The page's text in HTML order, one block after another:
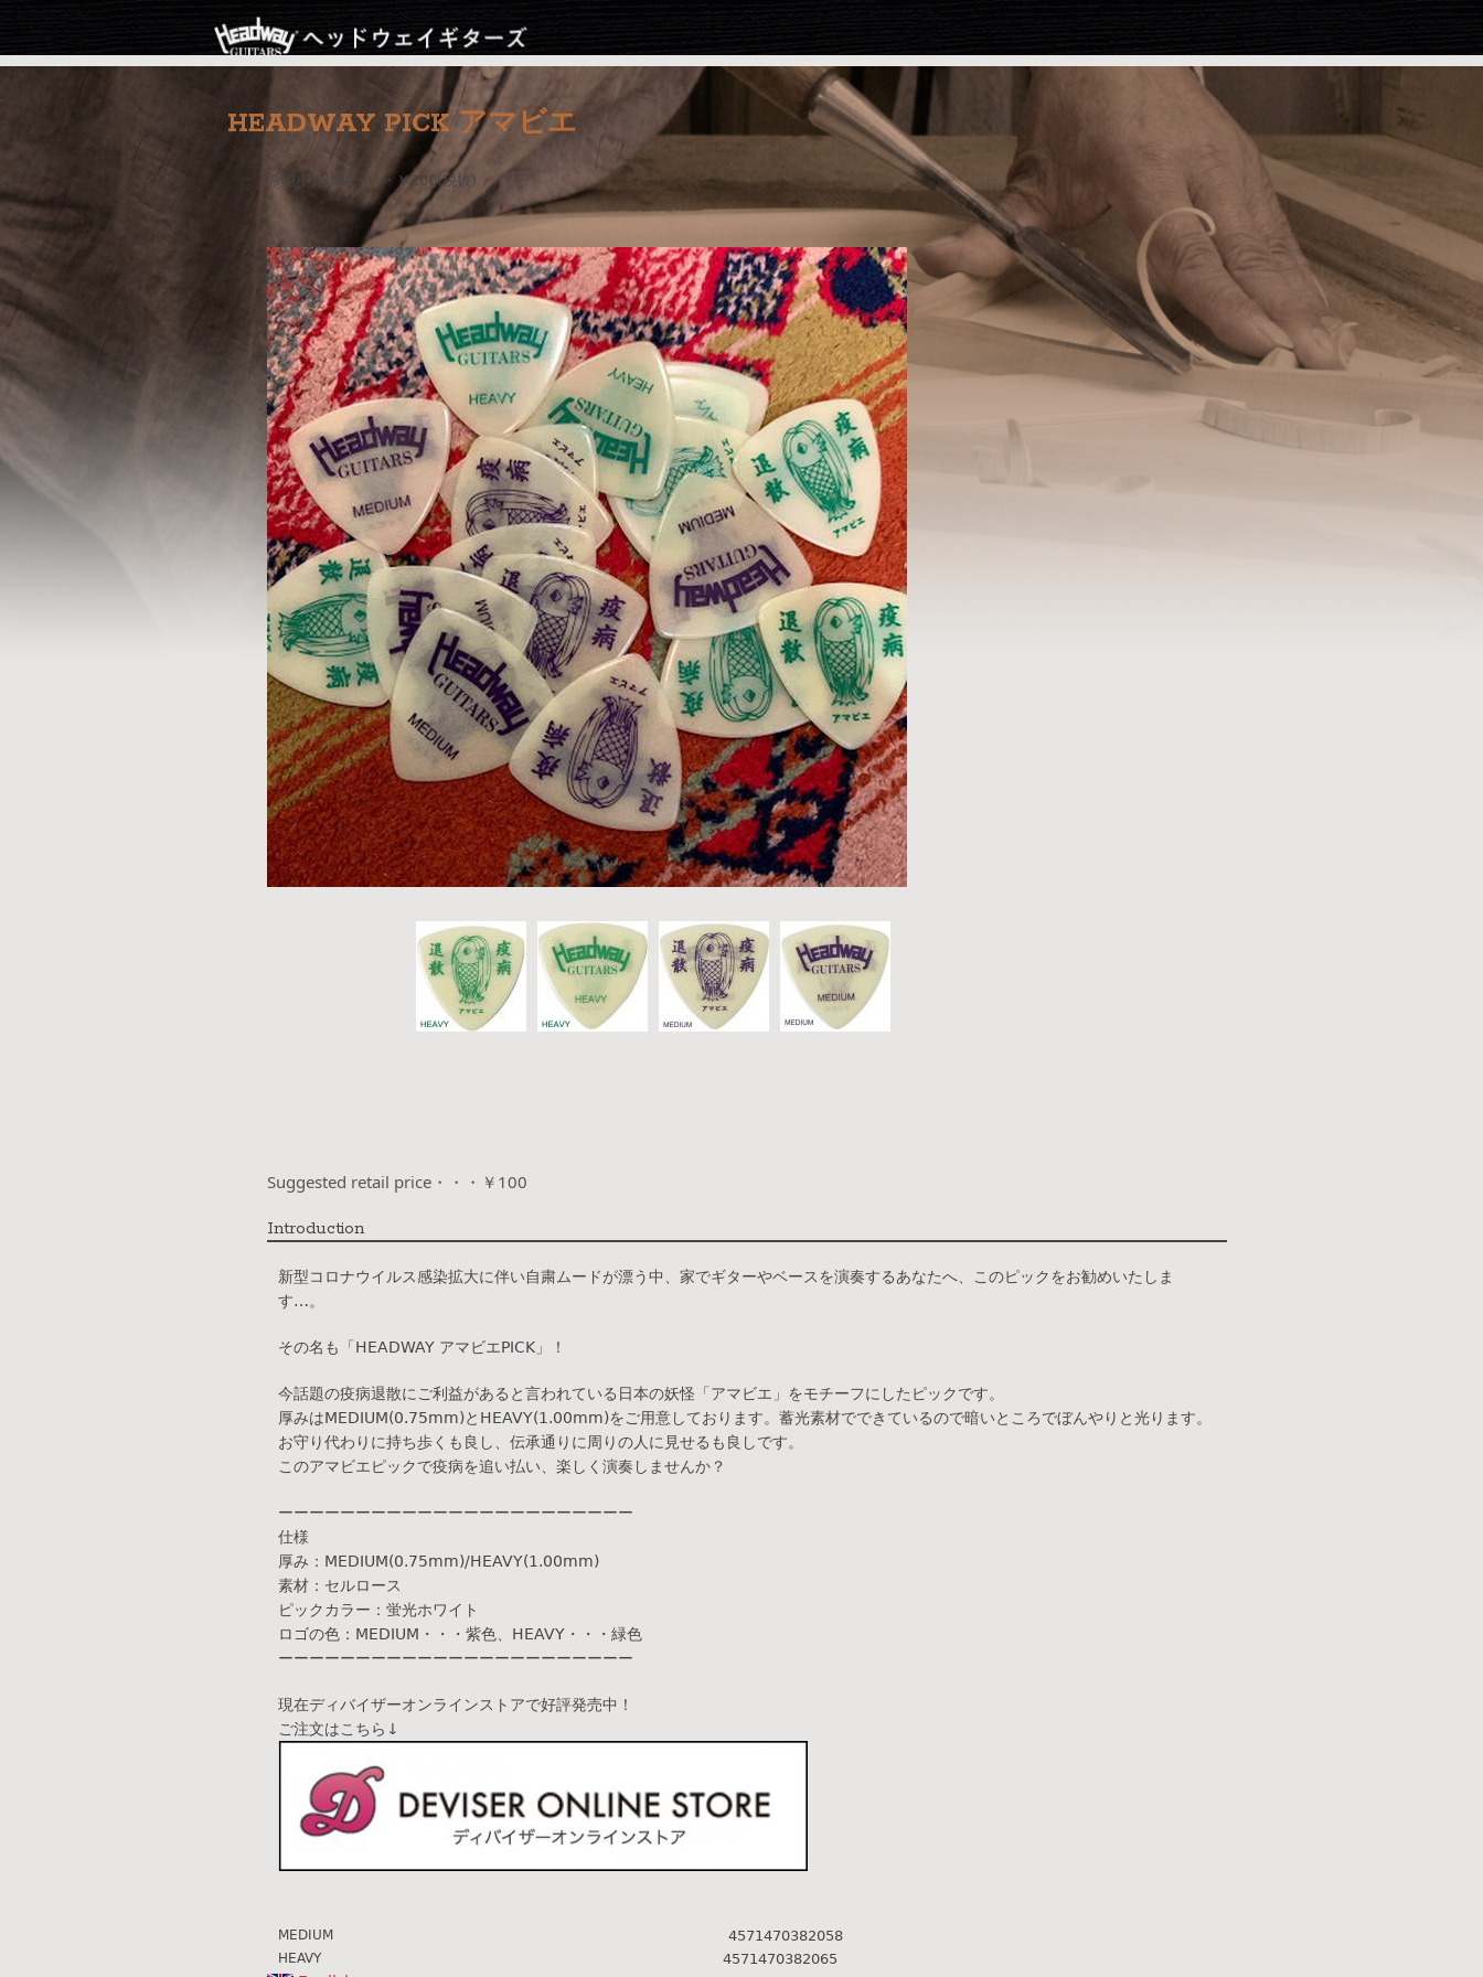
Jump to navigation
HEADWAY PICK アマビエ
希望小売価格・・・￥100(税抜)
Suggested retail price・・・￥100
Introduction
新型コロナウイルス感染拡大に伴い自粛ムードが漂う中、家でギターやベースを演奏するあなたへ、このピックをお勧めいたしま
す…。
その名も「HEADWAY アマビエPICK」！
今話題の疫病退散にご利益があると言われている日本の妖怪「アマビエ」をモチーフにしたピックです。
厚みはMEDIUM(0.75mm)とHEAVY(1.00mm)をご用意しております。蓄光素材でできているので暗いところでぼんやりと光ります。
お守り代わりに持ち歩くも良し、伝承通りに周りの人に見せるも良しです。
このアマビエピックで疫病を追い払い、楽しく演奏しませんか？
ーーーーーーーーーーーーーーーーーーーーーーー
仕様
厚み：MEDIUM(0.75mm)/HEAVY(1.00mm)
素材：セルロース
ピックカラー：蛍光ホワイト
ロゴの色：MEDIUM・・・紫色、HEAVY・・・緑色
ーーーーーーーーーーーーーーーーーーーーーーー
現在ディバイザーオンラインストアで好評発売中！
ご注文はこちら↓
MEDIUM 4571470382058
HEAVY 4571470382065